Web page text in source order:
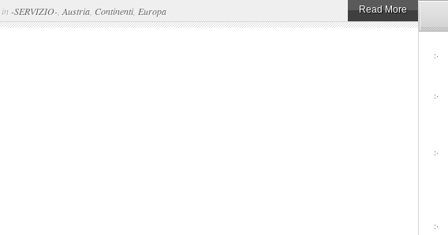
in -SERVIZIO- Austria Continenti, Europa Read More